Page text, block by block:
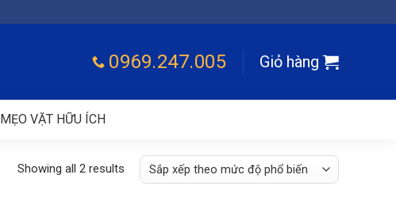
0969.247.005 Giỏ hàng
MẸO VẶT HỮU ÍCH
Showing all 2 results